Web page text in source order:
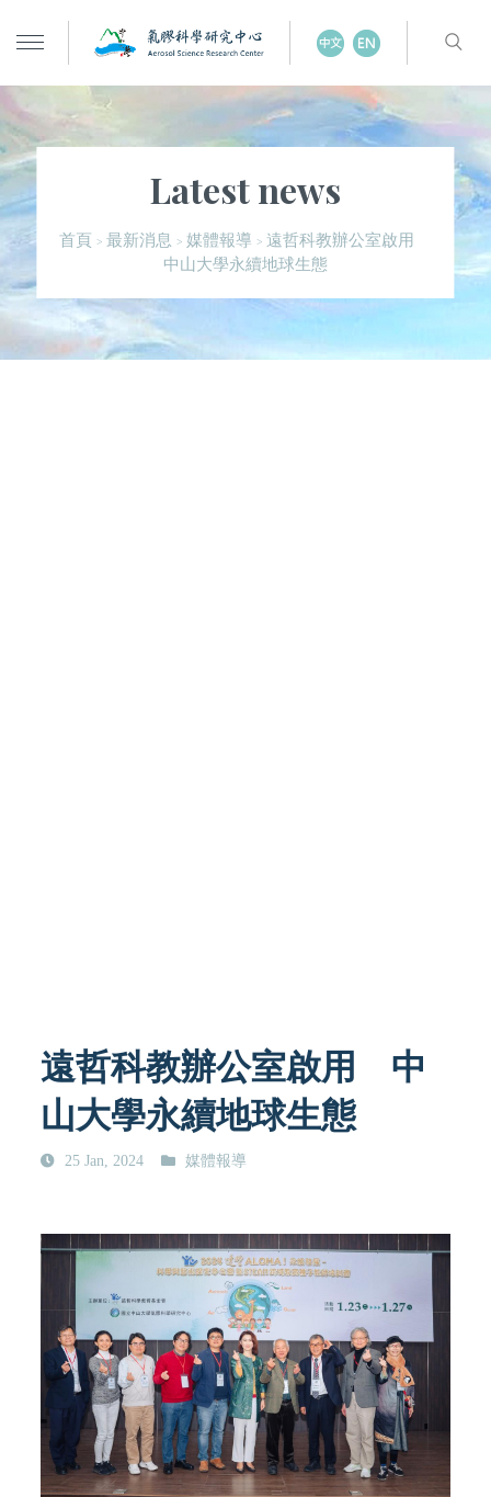
Latest news
首頁 >最新消息 > 媒體報導 >遠哲科教辦公室啟用
中山大學永續地球生態
遠哲科教辦公室啟用 中
山大學永續地球生態
25 Jan, 2024 媒體報導